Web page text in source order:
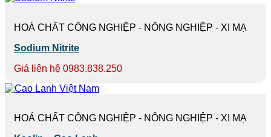
HOÁ CHẤT CÔNG NGHIỆP - NÔNG NGHIỆP - XI MẠ
Sodium Nitrite
Giá liên hệ 0983.838.250
HOÁ CHẤT CÔNG NGHIỆP - NÔNG NGHIỆP - XI MẠ